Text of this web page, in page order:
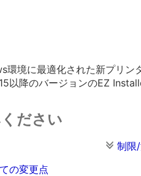
境に最適化された新プリ
以降のバージョンのEZ
ださい
制限
の変更点